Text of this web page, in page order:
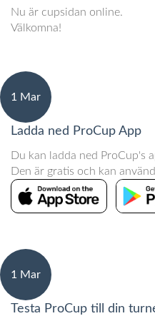
Nu är cupsidan online.
Välkomna!
1 Mar
Ladda ned ProCup App
Du kan ladda ned ProCup's
Den är gratis och kan
1 Mar
Testa ProCup till din